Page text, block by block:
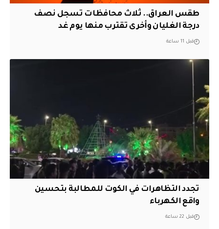
طقس العراق.. ثلاث محافظات تسجل نصف
درجة الغليان وأخرى تقترب منها يوم غد
قبل 11 ساعة
تجدد التظاهرات في الكوت للمطالبة بتحسين
واقع الكهرباء
قبل 22 ساعة